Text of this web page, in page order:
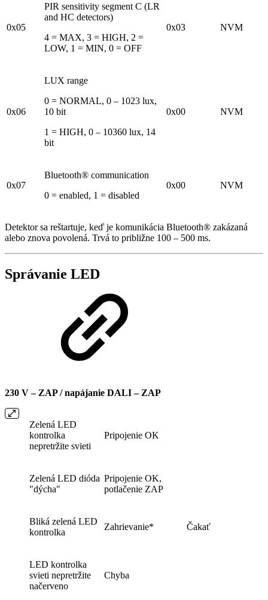
0x05
PIR sensitivity segment C (LR
and HC detectors)
4 = MAX, 3 = HIGH, 2 =
LOW, 1 = MIN, 0 = OFF
0x03 NVM
0x06
LUX range
0 = NORMAL, 0 – 1023 lux,
10 bit
1 = HIGH, 0 – 10360 lux, 14
bit
0x00 NVM
0x07
Bluetooth® communication
0 = enabled, 1 = disabled
0x00 NVM
Detektor sa reštartuje, keď je komunikácia Bluetooth® zakázaná
alebo znova povolená. Trvá to približne 100 – 500 ms.
Správanie LED
230 V – ZAP / napájanie DALI – ZAP
Zelená LED
kontrolka
nepretržite svieti
Pripojenie OK
Zelená LED dióda
"dýcha"
Pripojenie OK,
potlačenie ZAP
Bliká zelená LED
kontrolka
Zahrievanie* Čakať
LED kontrolka
svieti nepretržite
načerveno
Chyba